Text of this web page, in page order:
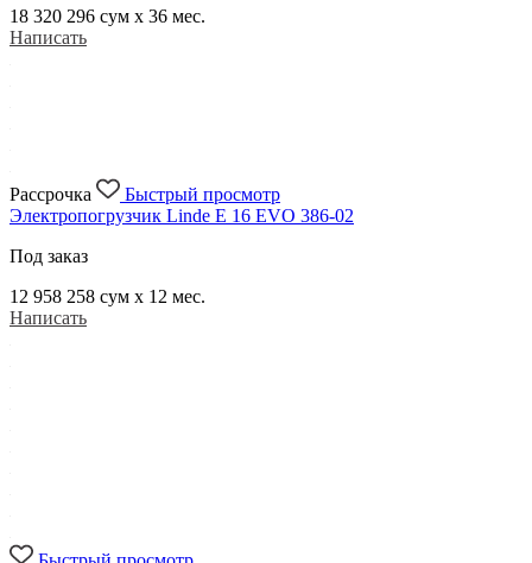
18 320 296 сум x 36 мес.
Написать
Рассрочка
Быстрый просмотр
Электропогрузчик Linde E 16 EVO 386-02
Под заказ
12 958 258 сум x 12 мес.
Написать